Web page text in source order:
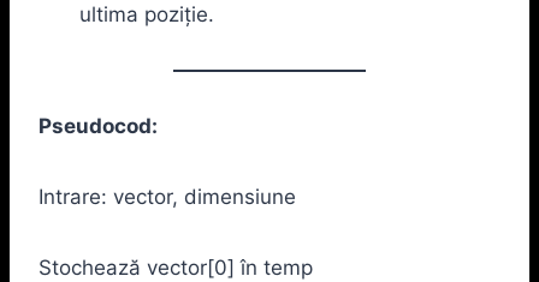
ultima poziție.
Pseudocod:
Intrare: vector, dimensiune
Stochează vector[0] în temp